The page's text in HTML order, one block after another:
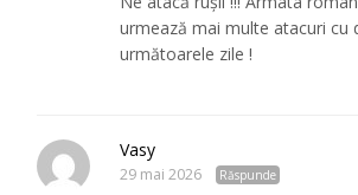
urmează mai multe atacuri cu
următoarele zile !
Vasy
29 mai 2026 Răspunde